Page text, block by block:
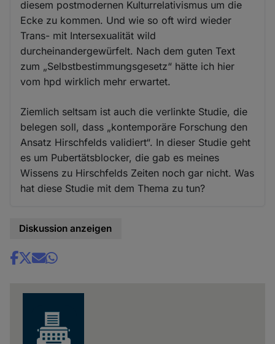
diesem postmodernen Kulturrelativismus um die
Ecke zu kommen. Und wie so oft wird wieder
Trans- mit Intersexualität wild
durcheinandergewürfelt. Nach dem guten Text
zum „Selbstbestimmungsgesetz“ hätte ich hier
vom hpd wirklich mehr erwartet.
Ziemlich seltsam ist auch die verlinkte Studie, die
belegen soll, dass „kontemporäre Forschung den
Ansatz Hirschfelds validiert“. In dieser Studie geht
es um Pubertätsblocker, die gab es meines
Wissens zu Hirschfelds Zeiten noch gar nicht. Was
hat diese Studie mit dem Thema zu tun?
Diskussion anzeigen
Share